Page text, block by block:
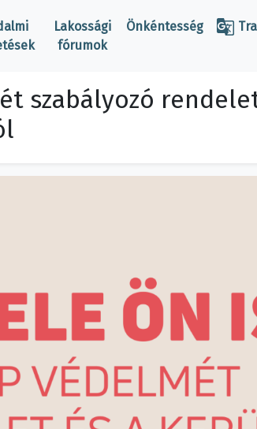
Lakossági
fórumok
Önkéntesség 
szabályozó